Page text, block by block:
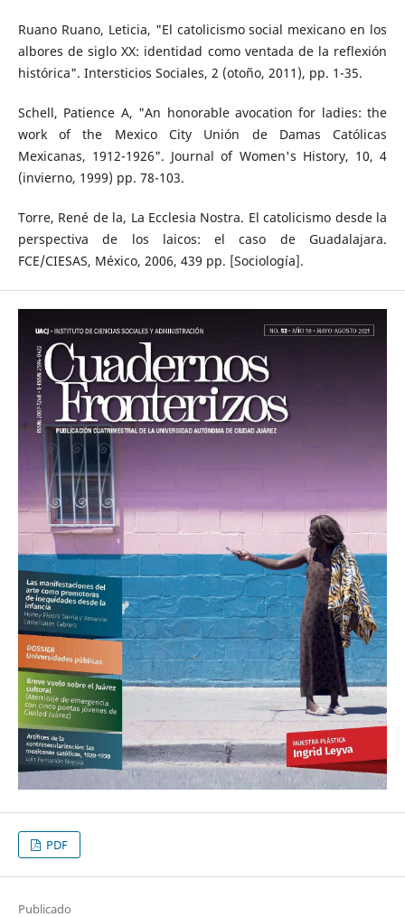
Ruano Ruano, Leticia, "El catolicismo social mexicano en los
albores de siglo XX: identidad como ventada de la reflexión
histórica". Intersticios Sociales, 2 (otoño, 2011), pp. 1-35.
Schell, Patience A, "An honorable avocation for ladies: the
work of the Mexico City Unión de Damas Católicas
Mexicanas, 1912-1926". Journal of Women's History, 10, 4
(invierno, 1999) pp. 78-103.
Torre, René de la, La Ecclesia Nostra. El catolicismo desde la
perspectiva de los laicos: el caso de Guadalajara.
FCE/CIESAS, México, 2006, 439 pp. [Sociología].
PDF
Publicado